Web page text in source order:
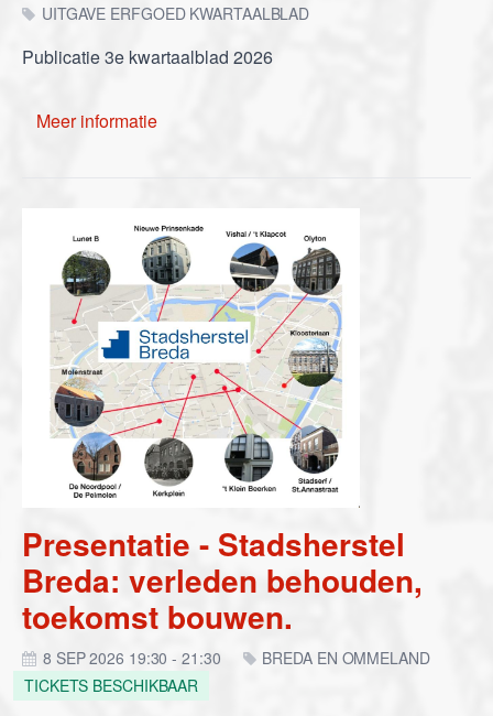
UITGAVE ERFGOED KWARTAALBLAD
Publicatie 3e kwartaalblad 2026
Meer informatie
Presentatie - Stadsherstel
Breda: verleden behouden,
toekomst bouwen.
8 SEP 2026 19:30 - 21:30
BREDA EN OMMELAND
TICKETS BESCHIKBAAR